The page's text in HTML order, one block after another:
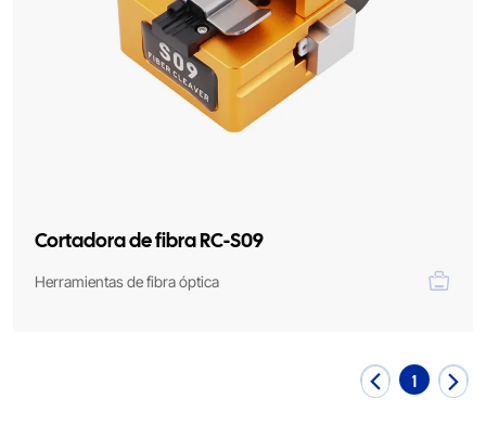
Cortadora de fibra RC-S09
Herramientas de fibra óptica
1